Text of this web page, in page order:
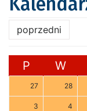
poprzedni
P W
27 28
3 4